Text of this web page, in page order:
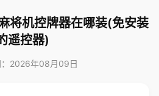
将机控牌器在哪装(免安装
遥控器)
：2026年08月09日